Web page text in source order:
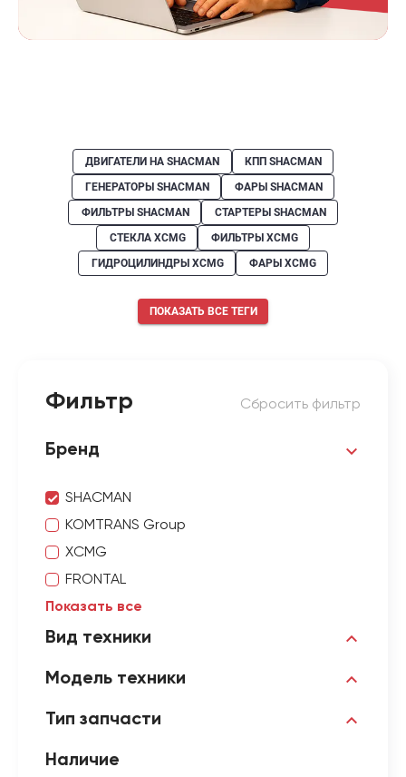
ДВИГАТЕЛИ НА SHACMAN
КПП SHACMAN
ГЕНЕРАТОРЫ SHACMAN
ФАРЫ SHACMAN
ФИЛЬТРЫ SHACMAN
СТАРТЕРЫ SHACMAN
СТЕКЛА XCMG
ФИЛЬТРЫ XCMG
ГИДРОЦИЛИНДРЫ XCMG
ФАРЫ XCMG
ПОКАЗАТЬ ВСЕ ТЕГИ
Фильтр Сбросить фильтр
Бренд
SHACMAN
KOMTRANS Group
XCMG
FRONTAL
Показать все
Вид техники
Модель техники
Тип запчасти
Наличие